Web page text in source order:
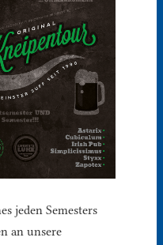
jeden Semesters
an unsere